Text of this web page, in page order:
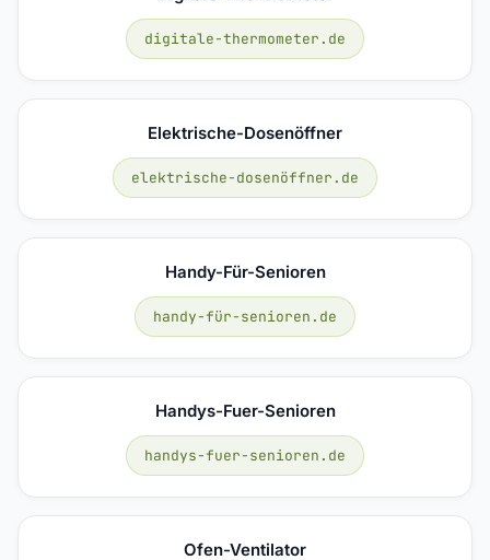
digitale-thermometer.de
Elektrische-Dosenöffner
elektrische-dosenöffner.de
Handy-Für-Senioren
handy-für-senioren.de
Handys-Fuer-Senioren
handys-fuer-senioren.de
Ofen-Ventilator